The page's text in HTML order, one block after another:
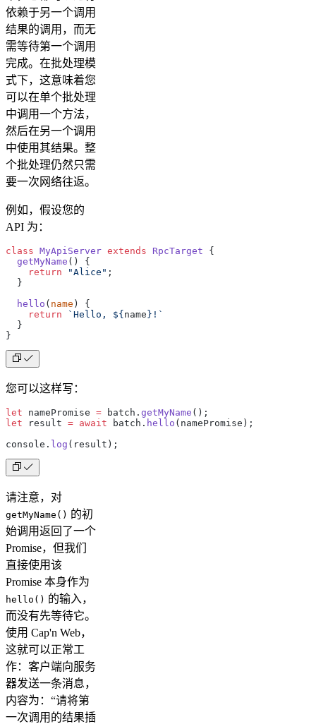
依赖于另一个调用
结果的调用，而无
需等待第一个调用
完成。在批处理模
式下，这意味着您
可以在单个批处理
中调用一个方法，
然后在另一个调用
中使用其结果。整
个批处理仍然只需
要一次网络往返。
例如，假设您的
API 为：
class MyApiServer extends RpcTarget {
  getMyName
() {
    return
"Alice" ;
  }
  hello
( name ) {
    return
`Hello, ${name}!`
  }
}
您可以这样写：
let namePromise = batch. getMyName ();
let result = await batch. hello (namePromise);
console. log (result);
请注意，对
getMyName() 的初
始调用返回了一个
Promise，但我们
直接使用该
Promise 本身作为
hello() 的输入，
而没有先等待它。
使用 Cap'n Web，
这就可以正常工
作：客户端向服务
器发送一条消息，
内容为：“请将第
一次调用的结果插